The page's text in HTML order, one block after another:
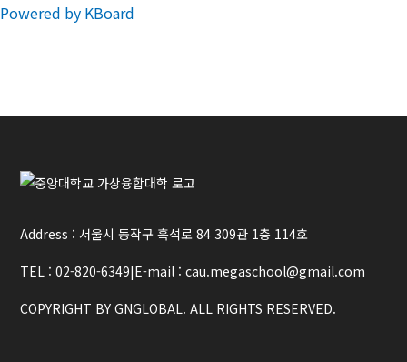
Powered by KBoard
Address : 서울시 동작구 흑석로 84 309관 1층 114호
TEL : 02-820-6349|E-mail : cau.megaschool@gmail.com
COPYRIGHT BY GNGLOBAL. ALL RIGHTS RESERVED.